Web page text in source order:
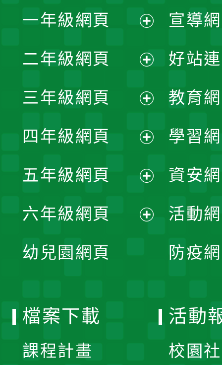
一年級網頁
開
選
單
二年級網頁
開
選
單
三年級網頁
開
選
單
四年級網頁
開
選
五年級網頁
開
六年級網頁
幼兒園網頁
宣導
好站
教育
學習
資安
活動
防疫
檔案下載
課程計畫
活動
校園